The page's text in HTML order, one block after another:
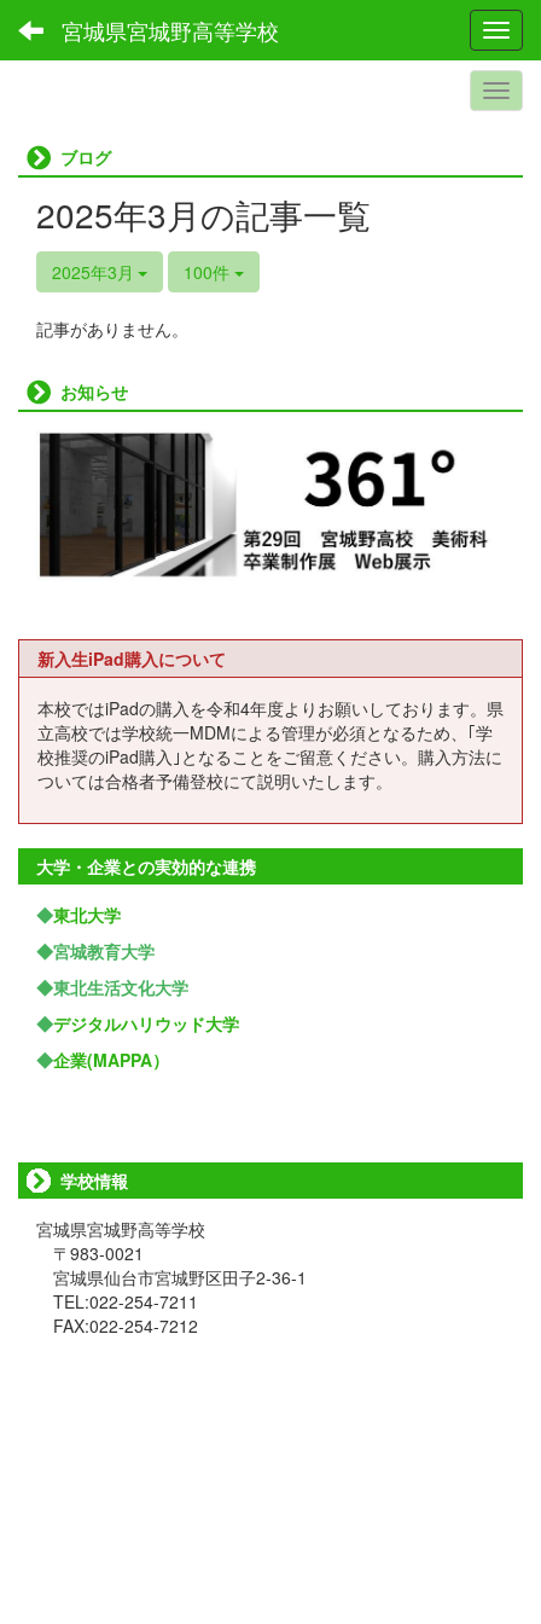
宮城県宮城野高等学校
ブログ
2025年3月の記事一覧
2025年3月 100件
記事がありません。
お知らせ
新入生iPad購入について
本校ではiPadの購入を令和4年度よりお願いしております。県
立高校では学校統一MDMによる管理が必須となるため、｢学
校推奨のiPad購入｣となることをご留意ください。購入方法に
ついては合格者予備登校にて説明いたします。
大学・企業との実効的な連携
◆東北大学
◆宮城教育大学
◆東北生活文化大学
◆デジタルハリウッド大学
◆企業(MAPPA）
学校情報
宮城県宮城野高等学校
〒983-0021
宮城県仙台市宮城野区田子2-36-1
TEL:022-254-7211
FAX:022-254-7212